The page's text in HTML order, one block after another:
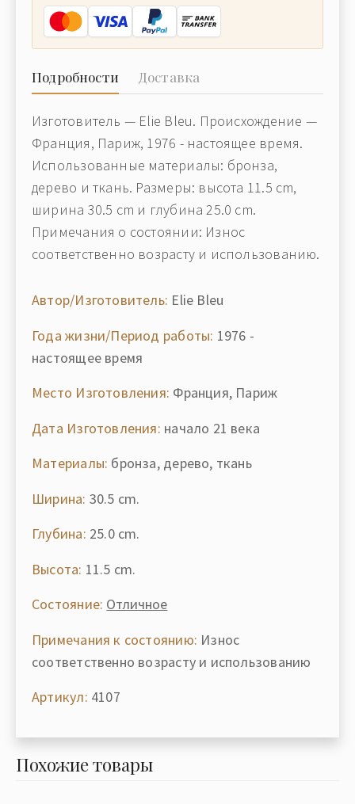
Подробности Доставка
Изготовитель — Elie Bleu. Происхождение —
Франция, Париж, 1976 - настоящее время.
Использованные материалы: бронза,
дерево и ткань. Размеры: высота 11.5 cm,
ширина 30.5 cm и глубина 25.0 cm.
Примечания о состоянии: Износ
соответственно возрасту и использованию.
Автор/Изготовитель: Elie Bleu
Года жизни/Период работы: 1976 -
настоящее время
Место Изготовления: Франция, Париж
Дата Изготовления: начало 21 века
Материалы: бронза, дерево, ткань
Ширина: 30.5 cm.
Глубина: 25.0 cm.
Высота: 11.5 cm.
Состояние: Отличное
Примечания к состоянию: Износ
соответственно возрасту и использованию
Артикул: 4107
Похожие товары